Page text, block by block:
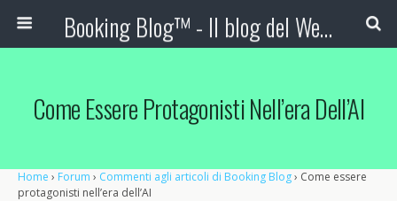
Booking Blog™ - Il blog del Web Marketing Turistico
Come Essere Protagonisti Nell’era Dell’AI
Home › Forum › Commenti agli articoli di Booking Blog› Come essere
protagonisti nell’era dell’AI